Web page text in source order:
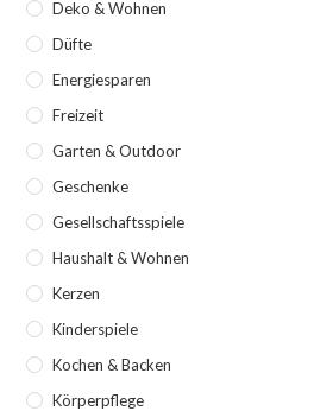
Deko & Wohnen
Düfte
Energiesparen
Freizeit
Garten & Outdoor
Geschenke
Gesellschaftsspiele
Haushalt & Wohnen
Kerzen
Kinderspiele
Kochen & Backen
Körperpflege